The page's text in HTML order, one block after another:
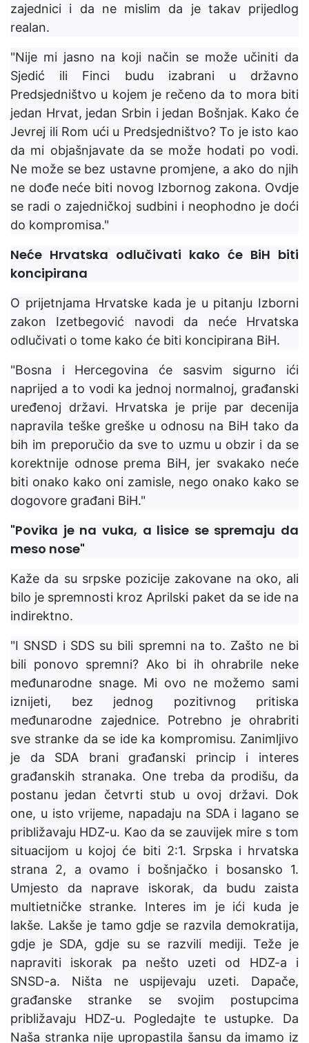
zajednici i da ne mislim da je takav prijedlog
realan.
"Nije mi jasno na koji način se može učiniti da
Sjedić ili Finci budu izabrani u državno
Predsjedništvo u kojem je rečeno da to mora biti
jedan Hrvat, jedan Srbin i jedan Bošnjak. Kako će
Jevrej ili Rom ući u Predsjedništvo? To je isto kao
da mi objašnjavate da se može hodati po vodi.
Ne može se bez ustavne promjene, a ako do njih
ne dođe neće biti novog Izbornog zakona. Ovdje
se radi o zajedničkoj sudbini i neophodno je doći
do kompromisa."
Neće Hrvatska odlučivati kako će BiH biti
koncipirana
O prijetnjama Hrvatske kada je u pitanju Izborni
zakon Izetbegović navodi da neće Hrvatska
odlučivati o tome kako će biti koncipirana BiH.
"Bosna i Hercegovina će sasvim sigurno ići
naprijed a to vodi ka jednoj normalnoj, građanski
uređenoj državi. Hrvatska je prije par decenija
napravila teške greške u odnosu na BiH tako da
bih im preporučio da sve to uzmu u obzir i da se
korektnije odnose prema BiH, jer svakako neće
biti onako kako oni zamisle, nego onako kako se
dogovore građani BiH."
"Povika je na vuka, a lisice se spremaju da
meso nose"
Kaže da su srpske pozicije zakovane na oko, ali
bilo je spremnosti kroz Aprilski paket da se ide na
indirektno.
"I SNSD i SDS su bili spremni na to. Zašto ne bi
bili ponovo spremni? Ako bi ih ohrabrile neke
međunarodne snage. Mi ovo ne možemo sami
iznijeti, bez jednog pozitivnog pritiska
međunarodne zajednice. Potrebno je ohrabriti
sve stranke da se ide ka kompromisu. Zanimljivo
je da SDA brani građanski princip i interes
građanskih stranaka. One treba da prodišu, da
postanu jedan četvrti stub u ovoj državi. Dok
one, u isto vrijeme, napadaju na SDA i lagano se
približavaju HDZ-u. Kao da se zauvijek mire s tom
situacijom u kojoj će biti 2:1. Srpska i hrvatska
strana 2, a ovamo i bošnjačko i bosansko 1.
Umjesto da naprave iskorak, da budu zaista
multietničke stranke. Interes im je ići kuda je
lakše. Lakše je tamo gdje se razvila demokratija,
gdje je SDA, gdje su se razvili mediji. Teže je
napraviti iskorak pa nešto uzeti od HDZ-a i
SNSD-a. Ništa ne uspijevaju uzeti. Dapače,
građanske stranke se svojim postupcima
približavaju HDZ-u. Pogledajte te ustupke. Da
Naša stranka nije upropastila šansu da imamo iz